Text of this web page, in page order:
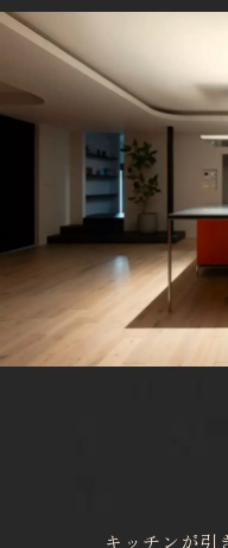
キッチンが引